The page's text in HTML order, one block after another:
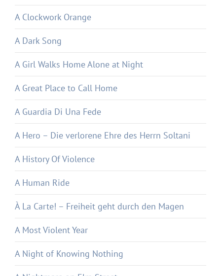
A Clockwork Orange
A Dark Song
A Girl Walks Home Alone at Night
A Great Place to Call Home
A Guardia Di Una Fede
A Hero – Die verlorene Ehre des Herrn Soltani
A History Of Violence
A Human Ride
À La Carte! – Freiheit geht durch den Magen
A Most Violent Year
A Night of Knowing Nothing